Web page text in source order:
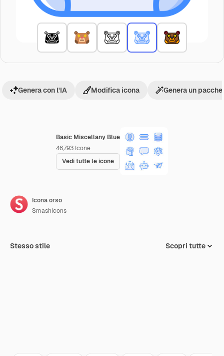
Basic Miscellany Blue
46,793 Icone
Vedi tutte le icone
Genera con l'IA Modifica icona Genera un
Icona orso
Smashicons
Stesso stile Scopri tutte